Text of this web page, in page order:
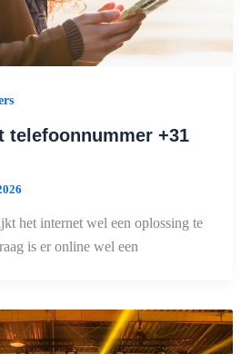
telefoonnummer +31
het internet wel een oplossing te
is er online wel een